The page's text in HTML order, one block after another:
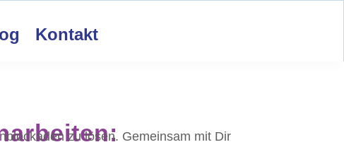
Kontakt
zu lösen. Gemeinsam mit Dir